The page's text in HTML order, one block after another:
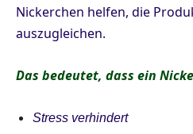
Nickerchen helfen, die
auszugleichen.
Das bedeutet, dass ein
Stress verhindert